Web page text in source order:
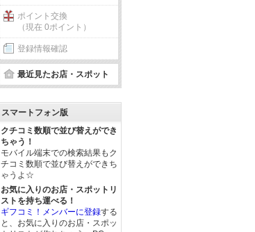
ポイント交換
（現在 0ポイント）
登録情報確認
最近見たお店・スポット
スマートフォン版
クチコミ数順で並び替えができ
ちゃう！
モバイル端末での検索結果もク
チコミ数順で並び替えができち
ゃうよ☆
お気に入りのお店・スポットリ
ストを持ち運べる！
ギフコミ！メンバーに登録する
と、お気に入りのお店・スポッ